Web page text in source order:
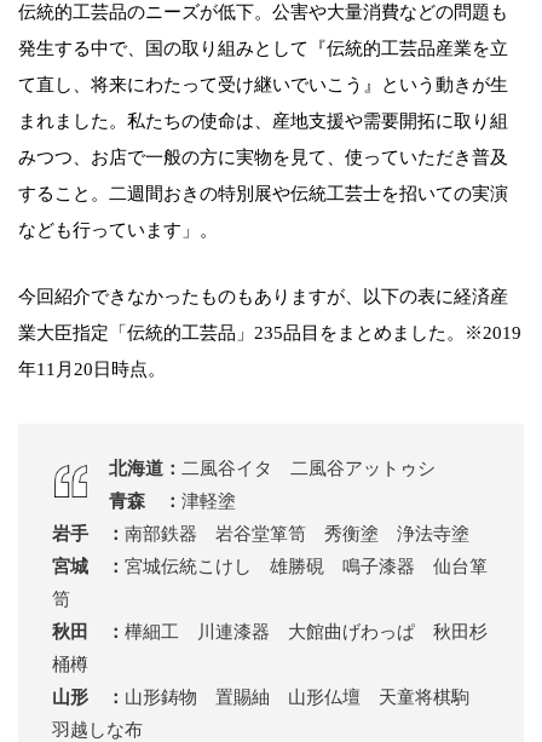
伝統的工芸品のニーズが低下。公害や大量消費などの問題も
発生する中で、国の取り組みとして『伝統的工芸品産業を立
て直し、将来にわたって受け継いでいこう』という動きが生
まれました。私たちの使命は、産地支援や需要開拓に取り組
みつつ、お店で一般の方に実物を見て、使っていただき普及
すること。二週間おきの特別展や伝統工芸士を招いての実演
なども行っています」。
今回紹介できなかったものもありますが、以下の表に経済産
業大臣指定「伝統的工芸品」235品目をまとめました。※2019
年11月20日時点。
北海道： 二風谷イタ 二風谷アットゥシ
青森 ： 津軽塗
岩手 ： 南部鉄器 岩谷堂箪笥 秀衡塗 浄法寺塗
宮城 ： 宮城伝統こけし 雄勝硯 鳴子漆器 仙台箪
笥
秋田 ： 樺細工 川連漆器 大館曲げわっぱ 秋田杉
桶樽
山形 ： 山形鋳物 置賜紬 山形仏壇 天童将棋駒
羽越しな布